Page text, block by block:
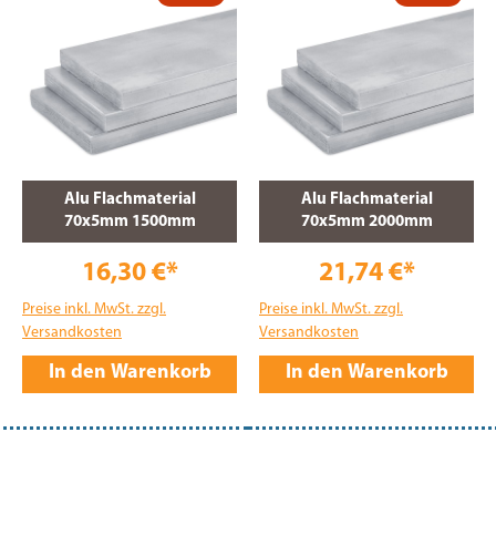
Alu Flachmaterial
70x5mm 1500mm
16,30 €*
Preise inkl. MwSt. zzgl.
Versandkosten
In den Warenkorb
Alu Flachmaterial
70x5mm 2000mm
21,74 €*
Preise inkl. MwSt. zzgl.
Versandkosten
In den Warenkorb